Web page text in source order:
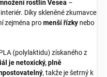
rostlin Vesea –
Díky skleněné zkumavce
zejména promenší řízky nebo
(polylaktidu) získaného z
je netoxický, plně
, takže je šetrný k